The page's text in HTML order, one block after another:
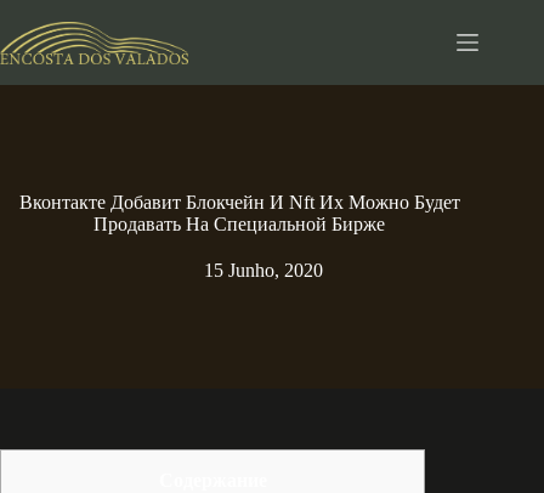
para
o
Вконтакте Добавит Блокчейн И Nft Их Можно Будет
Продавать На Специальной Бирже
15 Junho, 2020